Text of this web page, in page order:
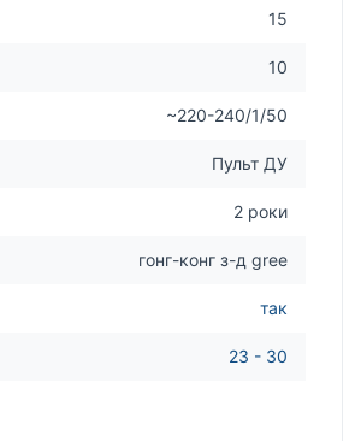
15
10
~220-240/1/50
Пульт ДУ
2 роки
гонг-конг з-д gree
так
23 - 30